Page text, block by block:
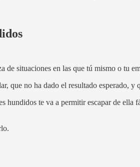
de situaciones en las que tú mismo o tu
que no ha dado el resultado esperado,
te va a permitir escapar de